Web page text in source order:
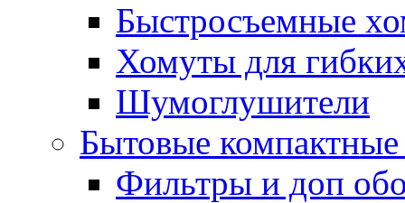
Быстросъемные
Хомуты для
Шумоглушители
Бытовые
Фильтры и доп